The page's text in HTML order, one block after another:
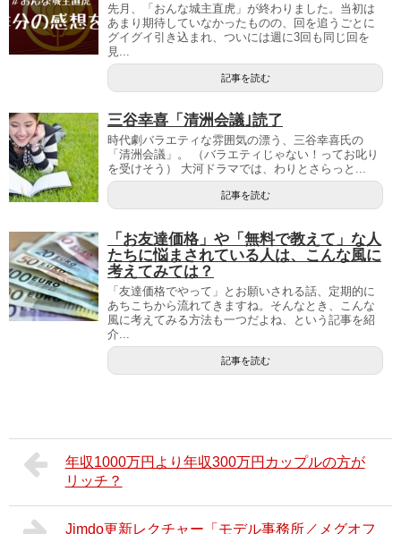
先月、「おんな城主直虎」が終わりました。当初は
あまり期待していなかったものの、回を追うごとに
グイグイ引き込まれ、ついには週に3回も同じ回を
見...
記事を読む
三谷幸喜「清洲会議｣読了
時代劇バラエティな雰囲気の漂う、三谷幸喜氏の
「清洲会議」。 （バラエティじゃない！ってお叱り
を受けそう） 大河ドラマでは、わりとさらっと...
記事を読む
「お友達価格」や「無料で教えて」な人
たちに悩まされている人は、こんな風に
考えてみては？
「友達価格でやって」とお願いされる話、定期的に
あちこちから流れてきますね。そんなとき、こんな
風に考えてみる方法も一つだよね、という記事を紹
介...
記事を読む
年収1000万円より年収300万円カップルの方が
リッチ？
Jimdo更新レクチャー「モデル事務所／メグオフ